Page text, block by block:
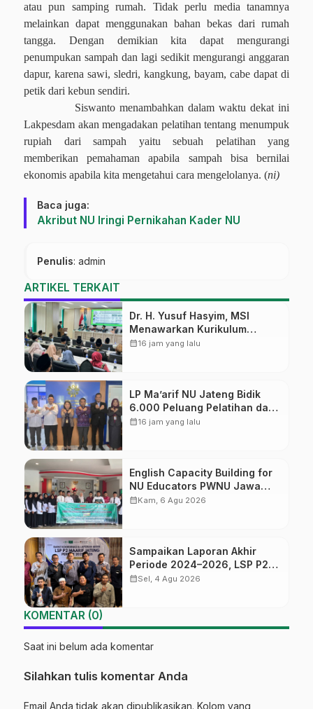
atau pun samping rumah. Tidak perlu media tanamnya
melainkan dapat menggunakan bahan bekas dari rumah
tangga. Dengan demikian kita dapat mengurangi
penumpukan sampah dan lagi sedikit mengurangi anggaran
dapur, karena sawi, sledri, kangkung, bayam, cabe dapat di
petik dari kebun sendiri.
Siswanto menambahkan dalam waktu dekat ini
Lakpesdam akan mengadakan pelatihan tentang menumpuk
rupiah dari sampah yaitu sebuah pelatihan yang
memberikan pemahaman apabila sampah bisa bernilai
ekonomis apabila kita mengetahui cara mengelolanya. (ni)
Baca juga:
Akribut NU Iringi Pernikahan Kader NU
Penulis: admin
ARTIKEL TERKAIT
Dr. H. Yusuf Hasyim, MSI
Menawarkan Kurikulum
Diversifikasi, Harapan Baru
calendar_month16 jam yang lalu
LP Ma’arif NU Jateng Bidik
6.000 Peluang Pelatihan dan
Sertifikasi bagi Lulusan SMK
calendar_month16 jam yang lalu
English Capacity Building for
NU Educators PWNU Jawa
Tengah Batch#4; Membuka
calendar_monthKam, 6 Agu 2026
Sampaikan Laporan Akhir
Periode 2024–2026, LSP P2
Ma’arif NU Jateng Mantapkan
calendar_monthSel, 4 Agu 2026
KOMENTAR (0)
Saat ini belum ada komentar
Silahkan tulis komentar Anda
Email Anda tidak akan dipublikasikan. Kolom yang